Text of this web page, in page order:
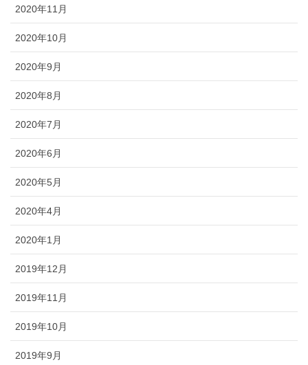
2020年11月
2020年10月
2020年9月
2020年8月
2020年7月
2020年6月
2020年5月
2020年4月
2020年1月
2019年12月
2019年11月
2019年10月
2019年9月